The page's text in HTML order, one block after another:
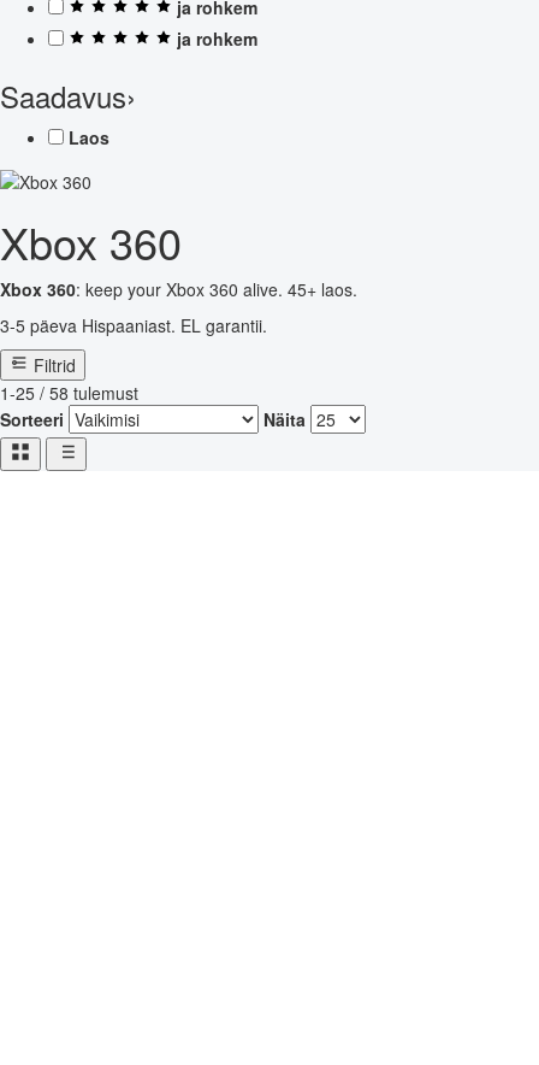
ja rohkem
ja rohkem
Saadavus›
Laos
Xbox 360
Xbox 360: keep your Xbox 360 alive. 45+ laos.
3-5 päeva Hispaaniast. EL garantii.
Filtrid
1-25 / 58 tulemust
Sorteeri
Näita